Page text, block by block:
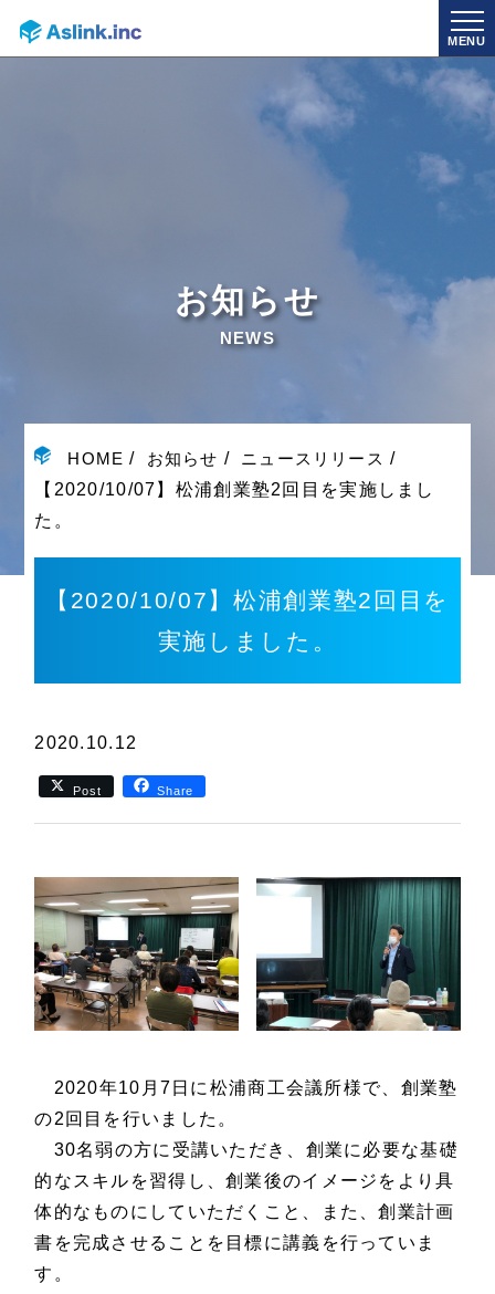
MENU
お知らせ
NEWS
HOME お知らせ
ニュースリリース
【2020/10/07】松浦創業塾2回目を実施しまし
た。
【2020/10/07】松浦創業塾2回目を
実施しました。
2020.10.12
Post Share
2020年10月7日に松浦商工会議所様で、創業塾
の2回目を行いました。
30名弱の方に受講いただき、創業に必要な基礎
的なスキルを習得し、創業後のイメージをより具
体的なものにしていただくこと、また、創業計画
書を完成させることを目標に講義を行っていま
す。